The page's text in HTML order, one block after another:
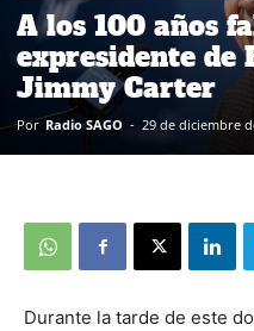
A los 100 años
expresidente de
Jimmy Carter
Por Radio SAGO - 29 de diciembre
Durante la tarde de este